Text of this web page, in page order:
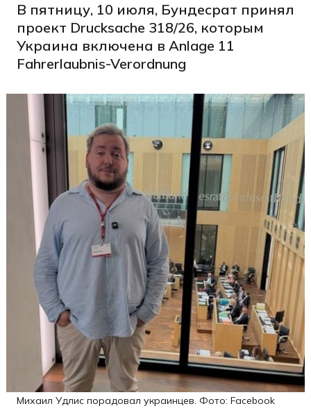
В пятницу, 10 июля, Бундесрат принял
проект Drucksache 318/26, которым
Украина включена в Anlage 11
Fahrerlaubnis-Verordnung
Михаил Удлис порадовал украинцев. Фото: Facebook